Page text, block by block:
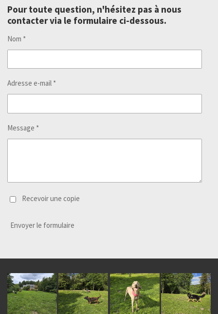
A
p
Pour toute question, n'hésitez pas à nous
contacter via le formulaire ci-dessous.
Nom *
Adresse e-mail *
Message *
Recevoir une copie
Envoyer le formulaire